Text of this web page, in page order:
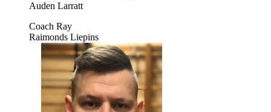
Auden Larratt
Coach Ray
Raimonds Liepins